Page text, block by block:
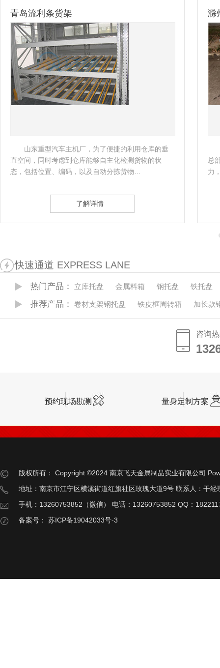
滁州镀锌料箱定制
客户是国内的著名的制冷设备制造商，滁州作为
总部生产基地，需要缓解生产需要及货物存放的压
力，故考虑做一批镀锌料箱。…
了解详情
镀
物
司
快速通道 EXPRESS LANE
热门产品： 立库托盘 金属料箱 钢托盘 铁托盘
推荐产品： 卷材支架钢托盘 铁皮框周转箱 加长款
咨询
预约现场勘测 量身定制方案
版权所有： Copyright ©2024 南京飞天金属制品实业有限公司
地址：南京市江宁区横溪街道红旗社区玫瑰大道9号 联系人：干经
手机：13260753852（微信） 电话：13260753852 QQ：
备案号：
苏ICP备19042033号-3